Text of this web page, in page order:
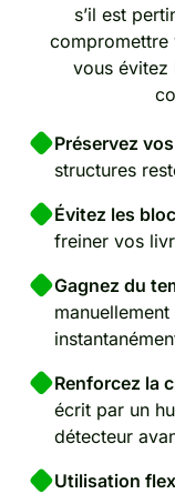
s’il est
compromettre
vous évitez
Préservez
structures
Évitez les
freiner vos
Gagnez du
Renforcez la
écrit par un
détecteur
Utilisation